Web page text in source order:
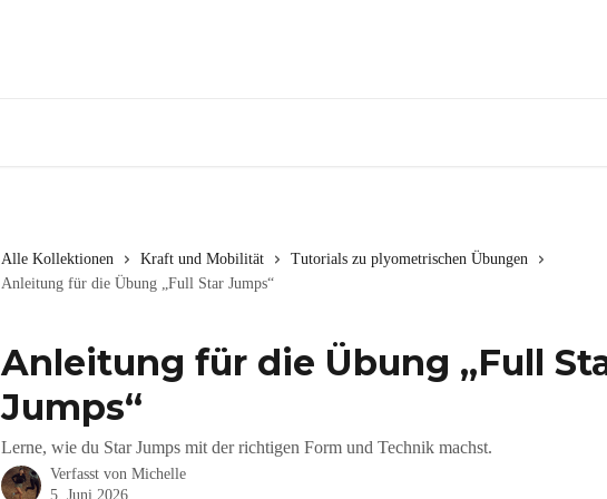
Alle Kollektionen Kraft und Mobilität
Tutorials zu plyometrischen Übungen
Anleitung für die Übung „Full Star Jumps“
Anleitung für die Übung „Full
Jumps“
Lerne, wie du Star Jumps mit der richtigen Form und Technik machst.
Verfasst von Michelle
5. Juni 2026